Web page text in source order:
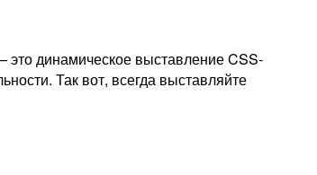
динамическое выставление CSS-
Так вот, всегда выставляйте